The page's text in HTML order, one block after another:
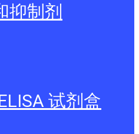
抑制剂
试剂盒